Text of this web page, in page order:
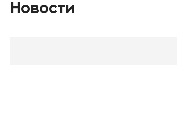
Новости